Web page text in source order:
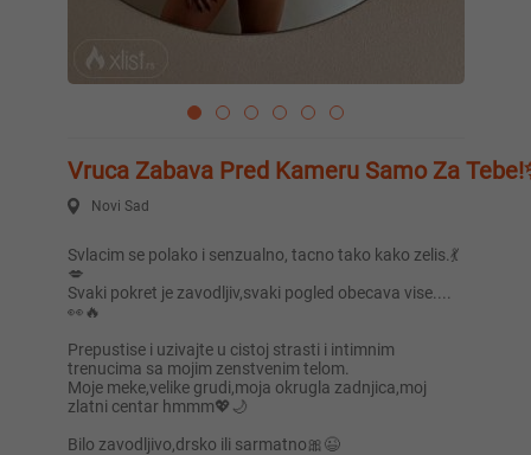
Vruca Zabava Pred Kameru Samo Za
Novi Sad
Svlacim se polako i senzualno, tacno tako kako zelis.💃
💋
Svaki pokret je zavodljiv,svaki pogled obecava vise....
👀🔥
Prepustise i uzivajte u cistoj strasti i intimnim
trenucima sa mojim zenstvenim telom.
Moje meke,velike grudi,moja okrugla zadnjica,moj
zlatni centar hmmm💖🌙
Bilo zavodljivo,drsko ili sarmatno🎀😉